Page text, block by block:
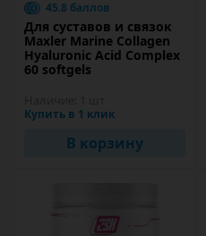
45.8 баллов
Для суставов и связок
Maxler Marine Collagen
Hyaluronic Acid Complex
60 softgels
Купить в 1 клик
В корзину